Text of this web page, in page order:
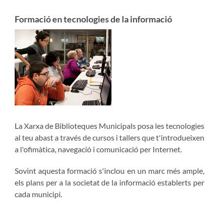
Formació en tecnologies de la informació
La Xarxa de Biblioteques Municipals posa les tecnologies
al teu abast a través de cursos i tallers que t'introdueixen
a l'ofimàtica, navegació i comunicació per Internet.
Sovint aquesta formació s'inclou en un marc més ample,
els plans per a la societat de la informació establerts per
cada municipi.